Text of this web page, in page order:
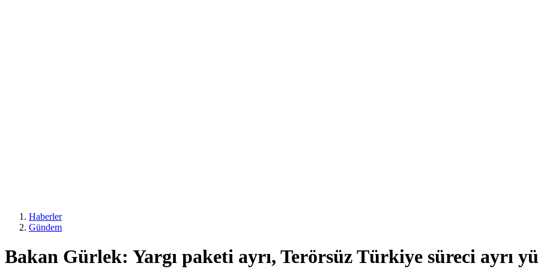
Haberler
Gündem
Bakan Gürlek: Yargı paketi ayrı, Terörsüz Türkiye süreci ayrı